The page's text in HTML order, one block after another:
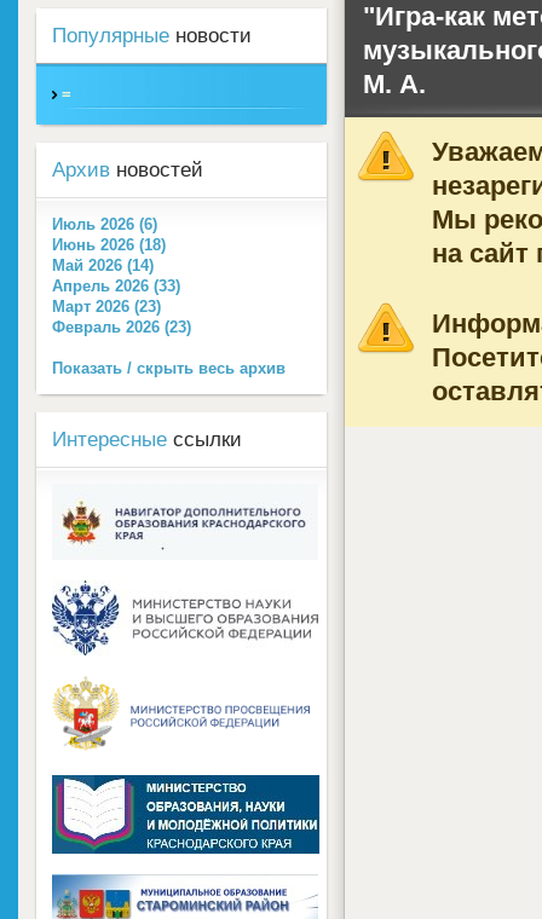
"Игра-как
М. А.
Мы
на
Популярные новости
=
Архив новостей
Июль 2026 (6)
Июнь 2026 (18)
Май 2026 (14)
Апрель 2026 (33)
Март 2026 (23)
Февраль 2026 (23)
Показать / скрыть весь архив
Интересные ссылки